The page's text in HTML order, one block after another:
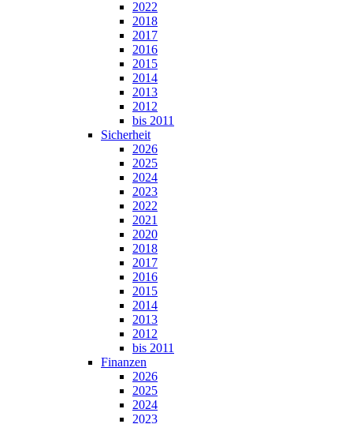
2022
2018
2017
2016
2015
2014
2013
2012
bis 2011
Sicherheit
2026
2025
2024
2023
2022
2021
2020
2018
2017
2016
2015
2014
2013
2012
bis 2011
Finanzen
2026
2025
2024
2023